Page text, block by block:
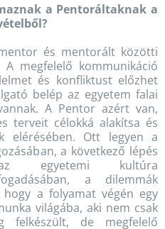
a Pentoráltaknak a
és mentorált közötti
megfelelő kommunikáció
és konfliktust előzhet
belép az egyetem falai
A Pentor azért van,
terveit célokká alakítsa és
elérésében. Ott legyen a
a következő lépés
az egyetemi kultúra
a dilemmák
hogy a folyamat végén egy
világába, aki nem csak
felkészült, de megfelelő